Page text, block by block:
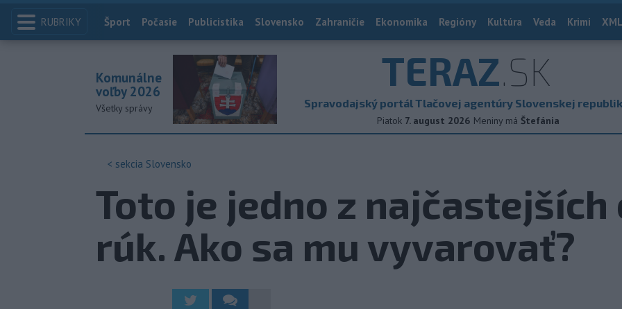
RUBRIKY Index
Šport Počasie Publicistika Slovensko Zahraničie Ekonomika Regióny Kultúra Veda Krimi
TERAZ.SK
Spravodajský portál Tlačovej agentúry Slovenskej
Piatok 7. august 2026 Meniny má Štefánia
Komunálne
voľby 2026
Všetky správy
< sekcia Slovensko
Toto je jedno z
rúk. Ako sa mu vyvarovať?